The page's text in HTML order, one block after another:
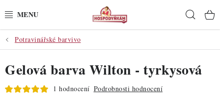
na
POTŘEBY
POMŮCKY
SUROVINY
Potravinářské barvivo
Gelová barva Wilton - tyrkysová
1 hodnocení Podrobnosti hodnocení